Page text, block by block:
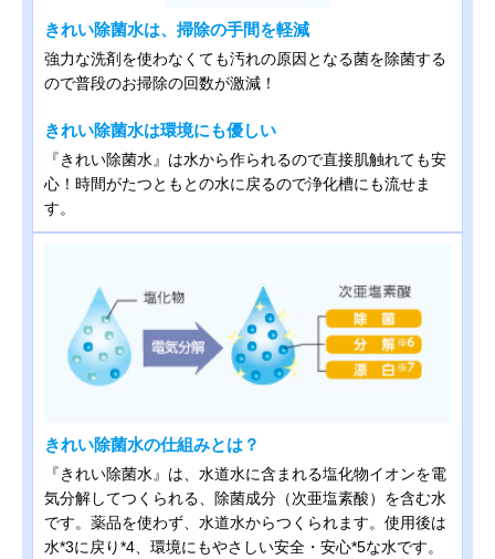
きれい除菌水は、掃除の手間を軽減
強力な洗剤を使わなくても汚れの原因となる菌を除菌する
ので普段のお掃除の回数が激減！
きれい除菌水は環境にも優しい
『きれい除菌水』は水から作られるので直接肌触れても安
心！時間がたつともとの水に戻るので浄化槽にも流せま
す。
きれい除菌水の仕組みとは？
『きれい除菌水』は、水道水に含まれる塩化物イオンを電
気分解してつくられる、除菌成分（次亜塩素酸）を含む水
です。薬品を使わず、水道水からつくられます。使用後は
水*3に戻り*4、環境にもやさしい安全・安心*5な水です。